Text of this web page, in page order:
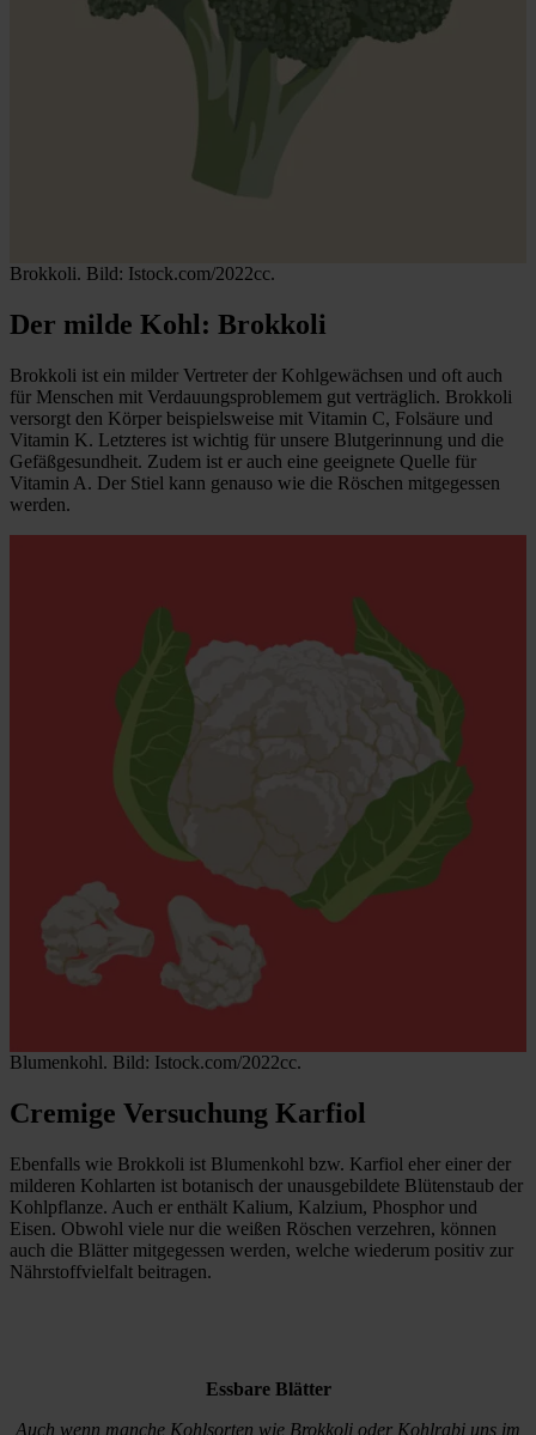
Brokkoli. Bild: Istock.com/2022cc.
Der milde Kohl: Brokkoli
Brokkoli ist ein milder Vertreter der Kohlgewächsen und oft auch
für Menschen mit Verdauungsproblemem gut verträglich. Brokkoli
versorgt den Körper beispielsweise mit Vitamin C, Folsäure und
Vitamin K. Letzteres ist wichtig für unsere Blutgerinnung und die
Gefäßgesundheit. Zudem ist er auch eine geeignete Quelle für
Vitamin A. Der Stiel kann genauso wie die Röschen mitgegessen
werden.
Blumenkohl. Bild: Istock.com/2022cc.
Cremige Versuchung Karfiol
Ebenfalls wie Brokkoli ist Blumenkohl bzw. Karfiol eher einer der
milderen Kohlarten ist botanisch der unausgebildete Blütenstaub der
Kohlpflanze. Auch er enthält Kalium, Kalzium, Phosphor und
Eisen. Obwohl viele nur die weißen Röschen verzehren, können
auch die Blätter mitgegessen werden, welche wiederum positiv zur
Nährstoffvielfalt beitragen.
Essbare Blätter
Auch wenn manche Kohlsorten wie Brokkoli oder Kohlrabi uns im